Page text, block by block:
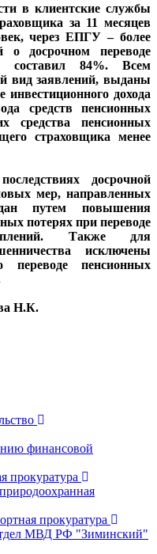
в клиентские службы
за 11 месяцев
через ЕПГУ – более
о досрочном переводе
составил 84%. Всем
вид заявлений, выданы
дохода
средств пенсионных
средства пенсионных
страховщика менее
досрочной
мер, направленных
путем повышения
потерях при переводе
Также для
исключены
переводе пенсионных
Н.К.
финансовой
прокуратура
прокуратура
МВД РФ "Зиминский"